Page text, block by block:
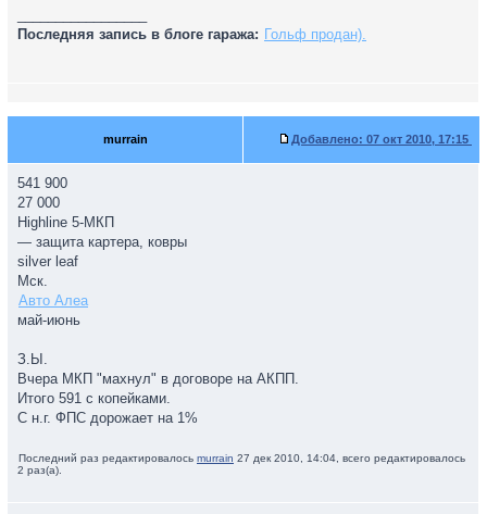
Последняя запись в блоге гаража: Гольф продан).
murrain Добавлено: 07 окт 2010, 17:15
541 900
27 000
Highline 5-МКП
— защита картера, ковры
silver leaf
Мск.
Авто Алеа
май-июнь
З.Ы.
Вчера МКП "махнул" в договоре на АКПП.
Итого 591 с копейками.
С н.г. ФПС дорожает на 1%
Последний раз редактировалось murrain 27 дек 2010, 14:04, всего редактировалось
2 раз(а).